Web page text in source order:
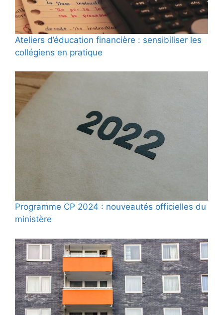
Ateliers d’éducation financière : sensibiliser les
collégiens en pratique
Programme CP 2024 : nouveautés officielles du
ministère